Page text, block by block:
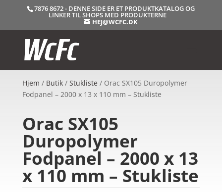
7876 8672 - DENNE SIDE ER ET PRODUKTKATALOG OG
LINKER TIL SHOPS MED PRODUKTERNE
HEJ@WCFC.DK
Hjem / Butik/ Stukliste / Orac SX105 Duropolymer
Fodpanel – 2000 x 13 x 110 mm – Stukliste
Orac SX105
Duropolymer
Fodpanel – 2000 x 13
x 110 mm – Stukliste